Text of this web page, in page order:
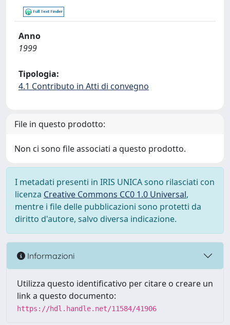
Anno
1999
Tipologia:
4.1 Contributo in Atti di convegno
File in questo prodotto:
Non ci sono file associati a questo prodotto.
I metadati presenti in IRIS UNICA sono rilasciati con
licenza Creative Commons CC0 1.0 Universal,
mentre i file delle pubblicazioni sono protetti da
diritto d'autore, salvo diversa indicazione.
Informazioni
Utilizza questo identificativo per citare o creare un
link a questo documento:
https://hdl.handle.net/11584/41906